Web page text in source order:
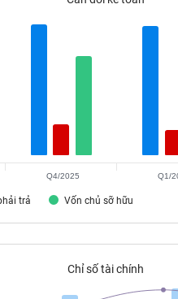
trả Vốn chủ sỡ hữu
Q4/2025 Q1/
Chỉ số tài chính